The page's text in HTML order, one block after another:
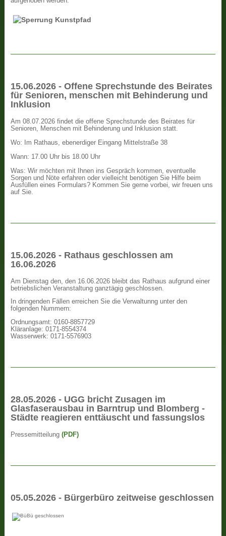
15.06.2026 - Offene Sprechstunde des Beirates
für Senioren, menschen mit Behinderung und
Inklusion
Am 08.07.2026 findet die offene Sprechstunde des Beirates für
Senioren, Menschen mit Behinderung und Inklusion statt.
Wo: Im Rathaus, ebenerdiger Eingang Mittelstraße 38
Wann: 17.00 Uhr bis 18.00 Uhr
Was: Wir möchten mit Ihnen ins Gespräch kommen, eventuelle
Sorgen und Nöte erfahren oder vielleicht benötigen Sie Hilfe beim
Ausfüllen eines Formulars? Kommen Sie gerne vorbei, wir freuen uns
auf Sie.
15.06.2026 - Rathaus geschlossen am
16.06.2026
Am Dienstag den, den 16.06.2026 bleibt das Rathaus aufgrund einer
betriebslichen Veranstaltung ganztägig geschlossen.
In dringenden Fällen erreichen Sie die Verwaltunng unter den
folgenden Nummern:
Ordnungsamt: 0160-8857729
Kläranlage: 0171-8554374
Wasserwerk: 0171-5576903
28.05.2026 - UGG bricht Zusagen im
Glasfaserausbau in Barntrup und Blomberg -
Städte reagieren enttäuscht und fassungslos
Pressemitteilung(PDF)
05.05.2026 - Bürgerbüro zeitweise geschlossen